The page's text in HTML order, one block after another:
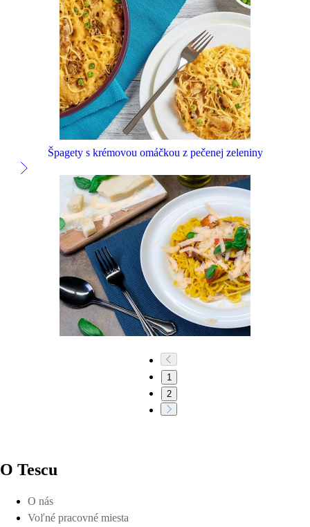
Špagety s krémovou omáčkou z pečenej zeleniny
1
2
O Tescu
O nás
Voľné pracovné miesta